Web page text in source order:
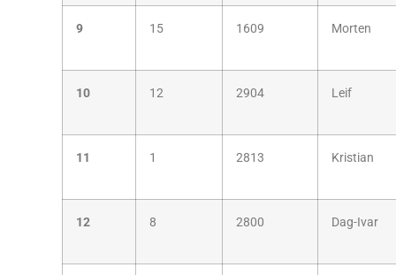
9 15 1609 Morten
10 12 2904 Leif
11 1 2813 Kristian
12 8 2800 Dag-Ivar